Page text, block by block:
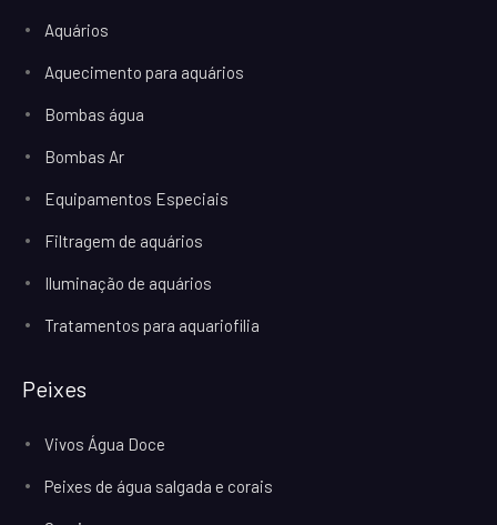
Aquários
Aquecimento para aquários
Bombas água
Bombas Ar
Equipamentos Especiais
Filtragem de aquários
Iluminação de aquários
Tratamentos para aquariofilia
Peixes
Vivos Água Doce
Peixes de água salgada e corais